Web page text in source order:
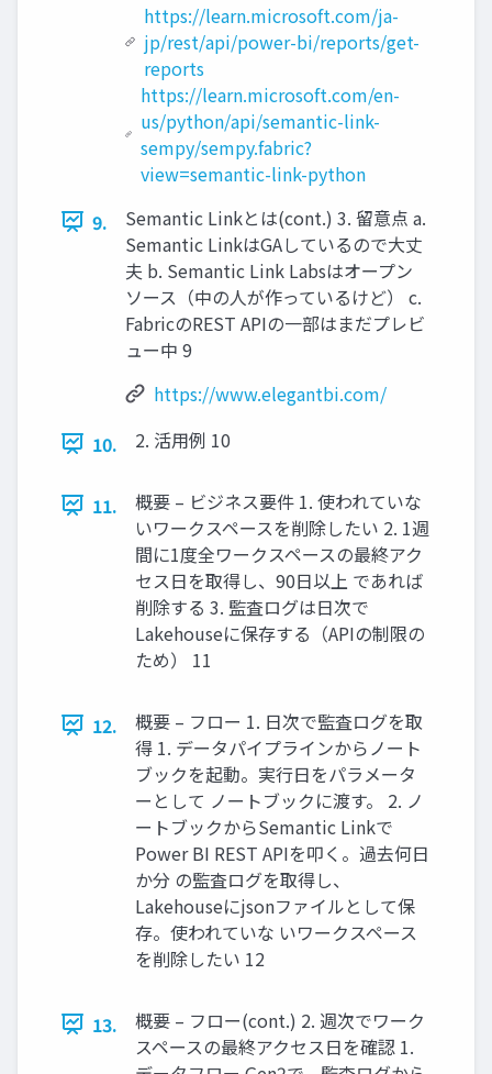
https://learn.microsoft.com/ja-
jp/rest/api/power-bi/reports/get-
reports
https://learn.microsoft.com/en-
us/python/api/semantic-link-
sempy/sempy.fabric?
view=semantic-link-python
9.
Semantic Linkとは(cont.) 3. 留意点 a.
Semantic LinkはGAしているので大丈
夫 b. Semantic Link Labsはオープン
ソース（中の人が作っているけど） c.
FabricのREST APIの一部はまだプレビ
ュー中 9
https://www.elegantbi.com/
10.
2. 活用例 10
11.
概要 – ビジネス要件 1. 使われていな
いワークスペースを削除したい 2. 1週
間に1度全ワークスペースの最終アク
セス日を取得し、90日以上 であれば
削除する 3. 監査ログは日次で
Lakehouseに保存する（APIの制限の
ため） 11
12.
概要 – フロー 1. 日次で監査ログを取
得 1. データパイプラインからノート
ブックを起動。実行日をパラメータ
ーとして ノートブックに渡す。 2. ノ
ートブックからSemantic Linkで
Power BI REST APIを叩く。過去何日
か分 の監査ログを取得し、
Lakehouseにjsonファイルとして保
存。使われていな いワークスペース
を削除したい 12
13.
概要 – フロー(cont.) 2. 週次でワーク
スペースの最終アクセス日を確認 1.